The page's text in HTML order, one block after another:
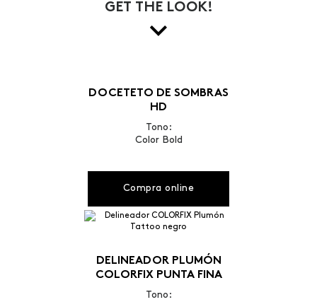
GET THE LOOK!
DOCETETO DE SOMBRAS
HD
Tono:
Color Bold
Compra online
DELINEADOR PLUMÓN
COLORFIX PUNTA FINA
Tono: